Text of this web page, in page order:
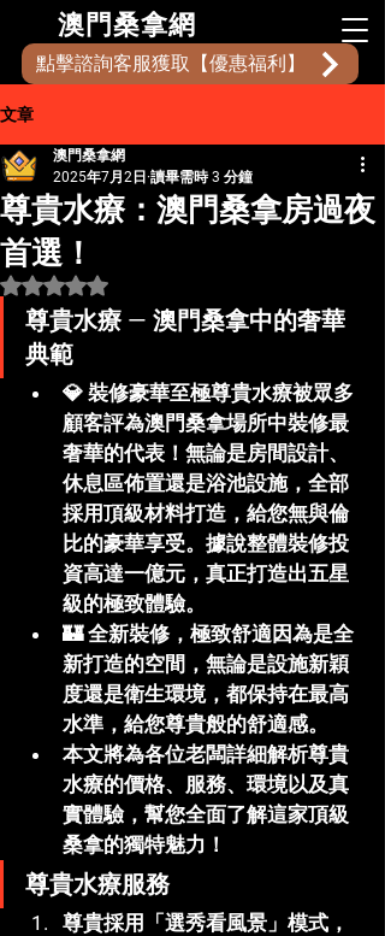
​澳門桑拿網
點擊諮詢客服獲取【優惠福利】
文章
尊貴水療：澳門桑拿房過夜
首選！
澳門桑拿網
2025年7月2日 讀畢需時 3 分鐘
評等為 NaN（最高為 5 顆星）。
尊貴水療 — 澳門桑拿中的奢華
典範
💎 裝修豪華至極尊貴水療被眾多
顧客評為澳門桑拿場所中裝修最
奢華的代表！無論是房間設計、
休息區佈置還是浴池設施，全部
採用頂級材料打造，給您無與倫
比的豪華享受。據說整體裝修投
資高達一億元，真正打造出五星
級的極致體驗。
🏰 全新裝修，極致舒適因為是全
新打造的空間，無論是設施新穎
度還是衛生環境，都保持在最高
水準，給您尊貴般的舒適感。
本文將為各位老闆詳細解析尊貴
水療的價格、服務、環境以及真
實體驗，幫您全面了解這家頂級
桑拿的獨特魅力！
尊貴水療服務
尊貴採用「選秀看風景」模式，